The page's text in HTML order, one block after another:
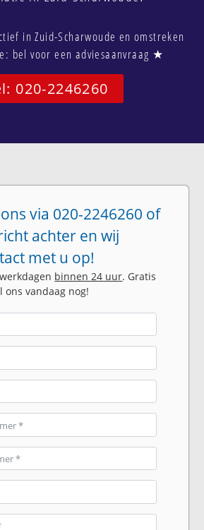
in Zuid-Scharwoude en omstreken
bel voor een adviesaanvraag ★
020-2246260
via 020-2246260 of
achter en wij
met u op!
binnen 24 uur. Gratis
ons vandaag nog!